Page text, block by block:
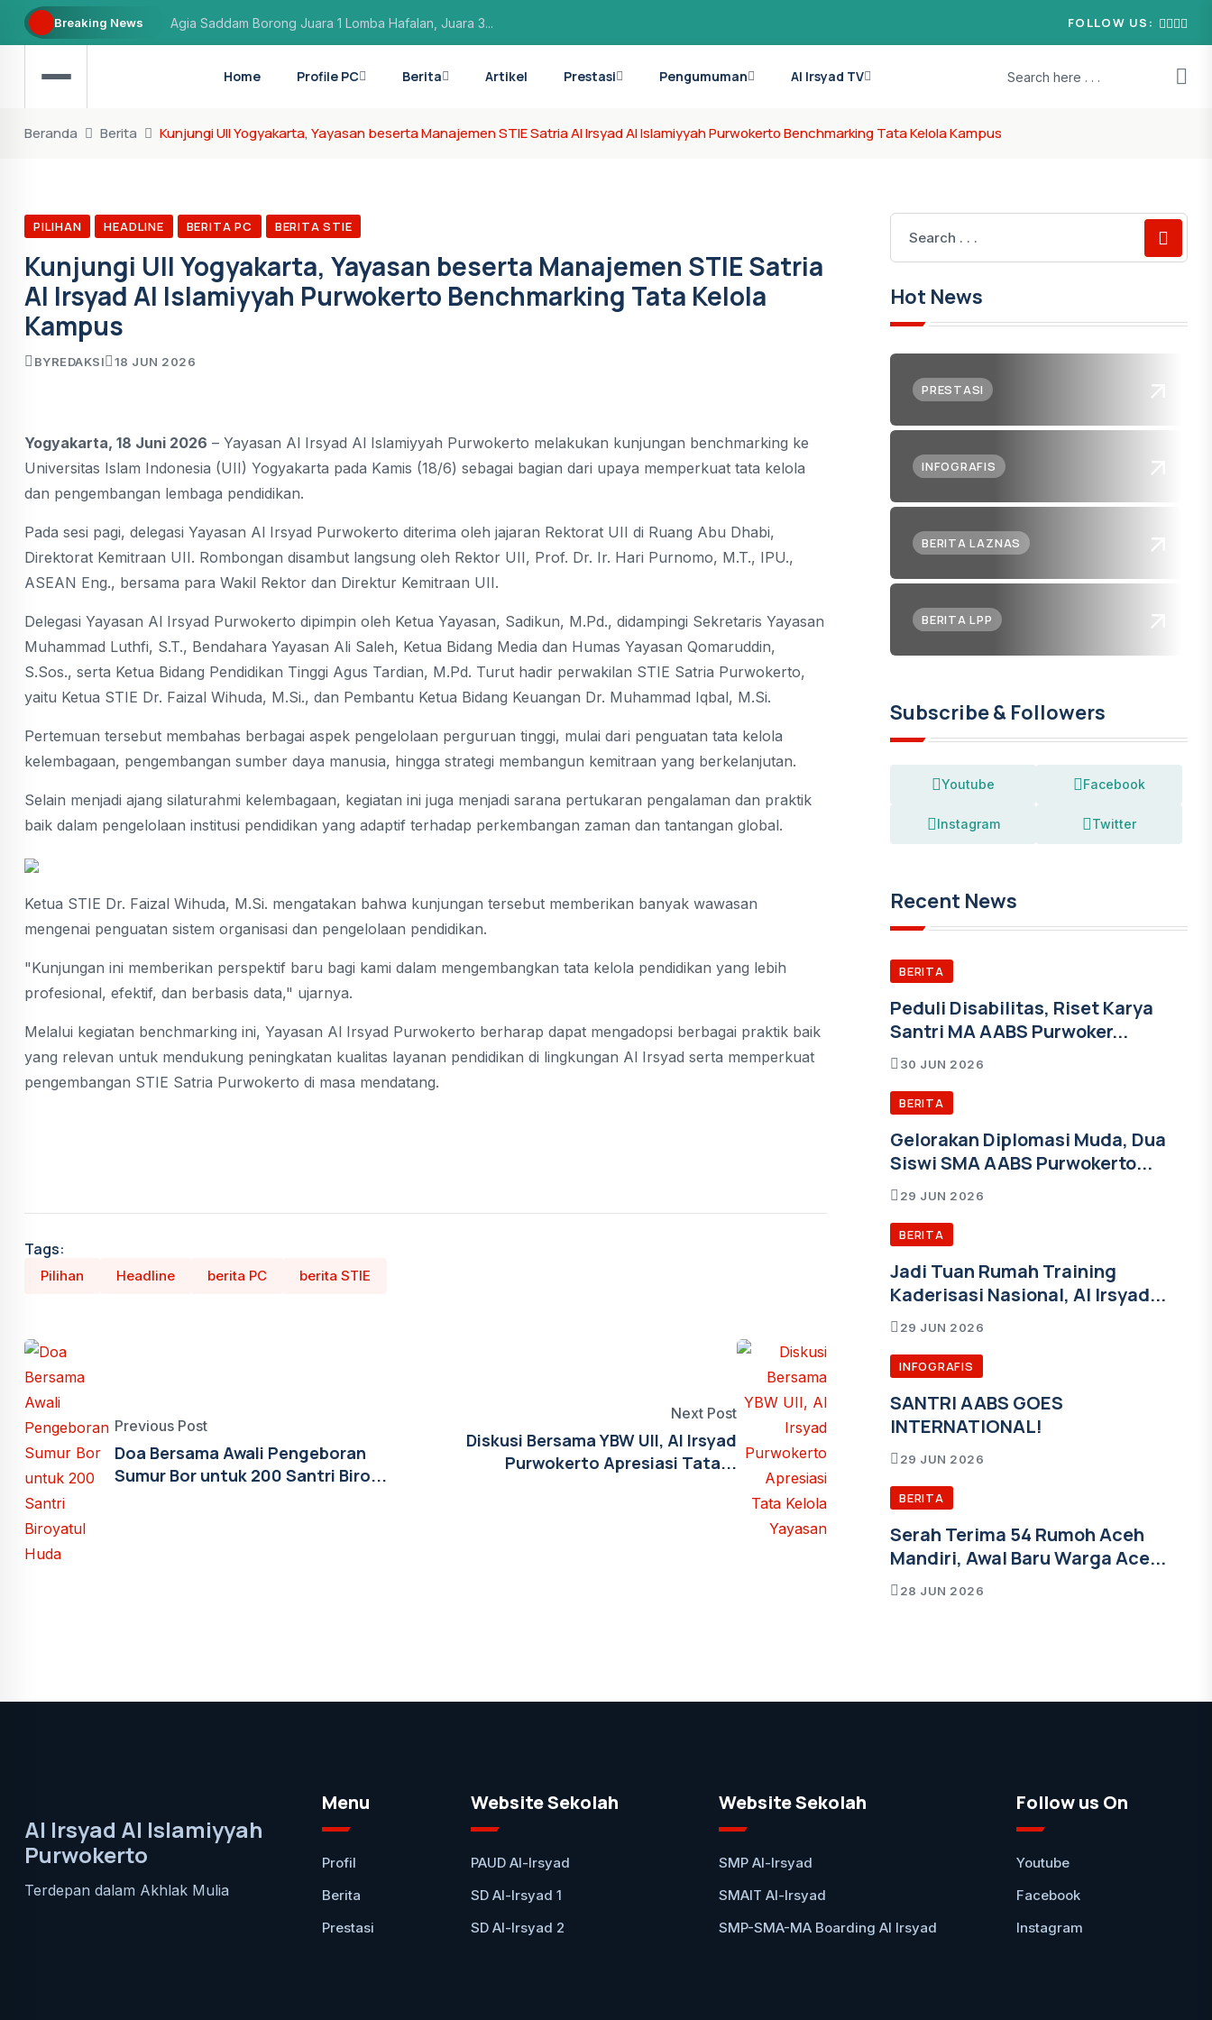
Breaking News Agia Saddam Borong Juara 1 Lomba Hafalan, Juara 3... FOLLOW US:
Home Profile PC Berita Artikel Prestasi Pengumuman Al Irsyad TV
Beranda Berita Kunjungi UII Yogyakarta, Yayasan beserta Manajemen STIE Satria Al Irsyad Al Islamiyyah Purwokerto Benchmarking Tata Kelola Kampus
PILIHAN HEADLINE BERITA PC BERITA STIE
Kunjungi UII Yogyakarta, Yayasan beserta Manajemen STIE Satria
Al Irsyad Al Islamiyyah Purwokerto Benchmarking Tata Kelola
Kampus
BYREDAKSI 18 JUN 2026
Yogyakarta, 18 Juni 2026 – Yayasan Al Irsyad Al Islamiyyah Purwokerto melakukan kunjungan benchmarking ke
Universitas Islam Indonesia (UII) Yogyakarta pada Kamis (18/6) sebagai bagian dari upaya memperkuat tata kelola
dan pengembangan lembaga pendidikan.
Pada sesi pagi, delegasi Yayasan Al Irsyad Purwokerto diterima oleh jajaran Rektorat UII di Ruang Abu Dhabi,
Direktorat Kemitraan UII. Rombongan disambut langsung oleh Rektor UII, Prof. Dr. Ir. Hari Purnomo, M.T., IPU.,
ASEAN Eng., bersama para Wakil Rektor dan Direktur Kemitraan UII.
Delegasi Yayasan Al Irsyad Purwokerto dipimpin oleh Ketua Yayasan, Sadikun, M.Pd., didampingi Sekretaris Yayasan
Muhammad Luthfi, S.T., Bendahara Yayasan Ali Saleh, Ketua Bidang Media dan Humas Yayasan Qomaruddin,
S.Sos., serta Ketua Bidang Pendidikan Tinggi Agus Tardian, M.Pd. Turut hadir perwakilan STIE Satria Purwokerto,
yaitu Ketua STIE Dr. Faizal Wihuda, M.Si., dan Pembantu Ketua Bidang Keuangan Dr. Muhammad Iqbal, M.Si.
Pertemuan tersebut membahas berbagai aspek pengelolaan perguruan tinggi, mulai dari penguatan tata kelola
kelembagaan, pengembangan sumber daya manusia, hingga strategi membangun kemitraan yang berkelanjutan.
Selain menjadi ajang silaturahmi kelembagaan, kegiatan ini juga menjadi sarana pertukaran pengalaman dan praktik
baik dalam pengelolaan institusi pendidikan yang adaptif terhadap perkembangan zaman dan tantangan global.
Ketua STIE Dr. Faizal Wihuda, M.Si. mengatakan bahwa kunjungan tersebut memberikan banyak wawasan
mengenai penguatan sistem organisasi dan pengelolaan pendidikan.
"Kunjungan ini memberikan perspektif baru bagi kami dalam mengembangkan tata kelola pendidikan yang lebih
profesional, efektif, dan berbasis data," ujarnya.
Melalui kegiatan benchmarking ini, Yayasan Al Irsyad Purwokerto berharap dapat mengadopsi berbagai praktik baik
yang relevan untuk mendukung peningkatan kualitas layanan pendidikan di lingkungan Al Irsyad serta memperkuat
pengembangan STIE Satria Purwokerto di masa mendatang.
Tags:
Pilihan Headline berita PC berita STIE
Previous Post
Doa Bersama Awali Pengeboran
Sumur Bor untuk 200 Santri Biro...
Next Post
Diskusi Bersama YBW UII, Al Irsyad
Purwokerto Apresiasi Tata...
Hot News
PRESTASI
INFOGRAFIS
BERITA LAZNAS
BERITA LPP
Subscribe & Followers
Youtube Facebook
Instagram Twitter
Recent News
BERITA
Peduli Disabilitas, Riset Karya
Santri MA AABS Purwoker...
30 JUN 2026
BERITA
Gelorakan Diplomasi Muda, Dua
Siswi SMA AABS Purwokerto...
29 JUN 2026
BERITA
Jadi Tuan Rumah Training
Kaderisasi Nasional, Al Irsyad...
29 JUN 2026
INFOGRAFIS
SANTRI AABS GOES
INTERNATIONAL!
29 JUN 2026
BERITA
Serah Terima 54 Rumoh Aceh
Mandiri, Awal Baru Warga Ace...
28 JUN 2026
Al Irsyad Al Islamiyyah
Purwokerto
Terdepan dalam Akhlak Mulia
Menu
Profil
Berita
Prestasi
Website Sekolah
PAUD Al-Irsyad
SD Al-Irsyad 1
SD Al-Irsyad 2
Website Sekolah
SMP Al-Irsyad
SMAIT Al-Irsyad
SMP-SMA-MA Boarding Al Irsyad
Follow us On
Youtube
Facebook
Instagram